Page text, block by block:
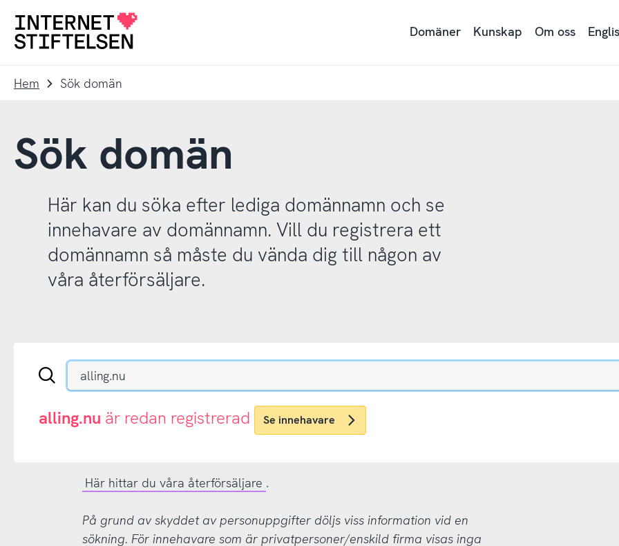
navigering
innehåll
Till
Domäner Kunskap Om oss
Hem Sök domän
Sök domän
Här kan du söka efter lediga domännamn och se
innehavare av domännamn. Vill du registrera ett
domännamn så måste du vända dig till någon av
våra återförsäljare.
Sök
.se-
eller
.nu-
alling.nu är redan registrerad Se innehavare
Här hittar du våra återförsäljare .
På grund av skyddet av personuppgifter döljs viss information vid en
sökning. För innehavare som är privatpersoner/enskild firma visas inga